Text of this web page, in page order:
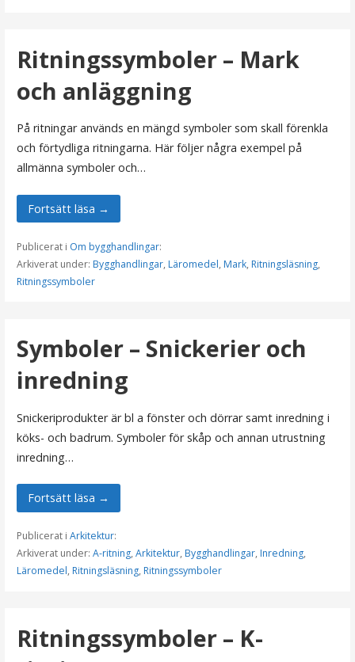
Ritningssymboler – Mark
och anläggning
På ritningar används en mängd symboler som skall förenkla
och förtydliga ritningarna. Här följer några exempel på
allmänna symboler och…
Fortsätt läsa →
Publicerat i Om bygghandlingar:
Arkiverat under: Bygghandlingar, Läromedel, Mark, Ritningsläsning,
Ritningssymboler
Symboler – Snickerier och
inredning
Snickeriprodukter är bl a fönster och dörrar samt inredning i
köks- och badrum. Symboler för skåp och annan utrustning
inredning…
Fortsätt läsa →
Publicerat i Arkitektur:
Arkiverat under: A-ritning, Arkitektur, Bygghandlingar, Inredning,
Läromedel, Ritningsläsning, Ritningssymboler
Ritningssymboler – K-